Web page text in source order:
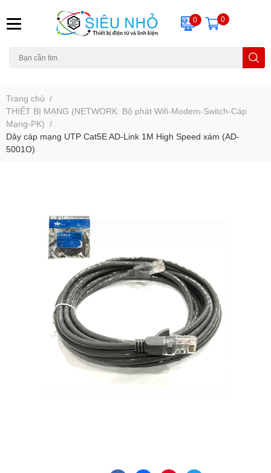
0 0
Trang chủ /
THIẾT BỊ MẠNG (NETWORK: Bộ phát Wifi-Modem-Switch-Cáp
Mạng-PK) /
Dây cáp mạng UTP Cat5E AD-Link 1M High Speed xám (AD-
5001O)